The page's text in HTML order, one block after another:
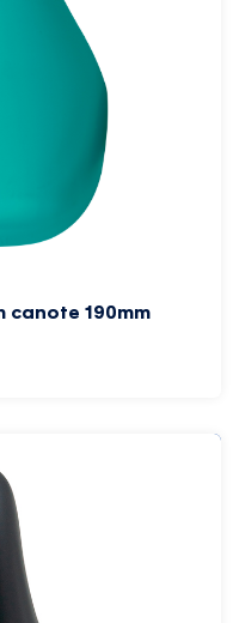
canote 190mm